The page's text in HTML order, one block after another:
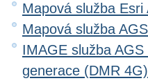
Mapová služba
Mapová služba
IMAGE služba
generace (DMR 4G)